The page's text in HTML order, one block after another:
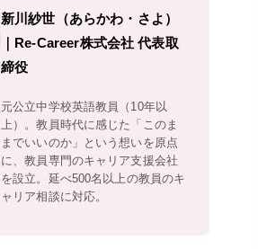
新川紗世（あらかわ・さよ）
｜Re-Career株式会社 代表取
締役
元公立中学校英語教員（10年以
上）。教員時代に感じた「このま
までいいのか」という想いを原点
に、教員専門のキャリア支援会社
を設立。延べ500名以上の教員のキ
ャリア相談に対応。